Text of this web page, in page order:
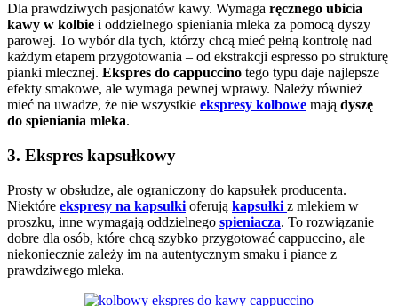
Dla prawdziwych pasjonatów kawy. Wymaga ręcznego ubicia
kawy w kolbie i oddzielnego spieniania mleka za pomocą dyszy
parowej. To wybór dla tych, którzy chcą mieć pełną kontrolę nad
każdym etapem przygotowania – od ekstrakcji espresso po strukturę
pianki mlecznej. Ekspres do cappuccino tego typu daje najlepsze
efekty smakowe, ale wymaga pewnej wprawy. Należy również
mieć na uwadze, że nie wszystkie ekspresy kolbowe mają dyszę
do spieniania mleka.
3. Ekspres kapsułkowy
Prosty w obsłudze, ale ograniczony do kapsułek producenta.
Niektóre ekspresy na kapsułki oferują kapsułki z mlekiem w
proszku, inne wymagają oddzielnego spieniacza. To rozwiązanie
dobre dla osób, które chcą szybko przygotować cappuccino, ale
niekoniecznie zależy im na autentycznym smaku i piance z
prawdziwego mleka.